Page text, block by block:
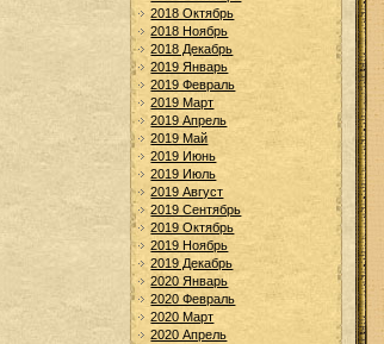
2018 Октябрь
2018 Ноябрь
2018 Декабрь
2019 Январь
2019 Февраль
2019 Март
2019 Апрель
2019 Май
2019 Июнь
2019 Июль
2019 Август
2019 Сентябрь
2019 Октябрь
2019 Ноябрь
2019 Декабрь
2020 Январь
2020 Февраль
2020 Март
2020 Апрель